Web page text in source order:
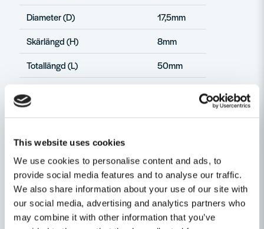
This website uses cookies
We use cookies to personalise content and ads, to
provide social media features and to analyse our traffic.
We also share information about your use of our site with
our social media, advertising and analytics partners who
may combine it with other information that you’ve
Diameter (D)
17,5mm
Skärlängd (H)
8mm
Totallängd (L)
50mm
Produkttyp
Diameter (mm) 18
question
Fråga oss något om denna produkten...
name
Relaterade kategorier
Avrundnings- / Radiefräsar